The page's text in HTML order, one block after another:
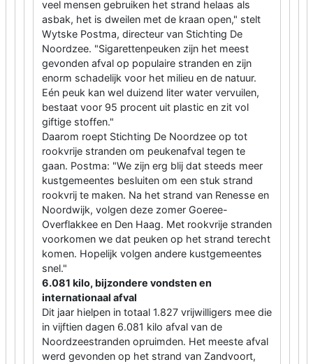
veel mensen gebruiken het strand helaas als
asbak, het is dweilen met de kraan open," stelt
Wytske Postma, directeur van Stichting De
Noordzee. "Sigarettenpeuken zijn het meest
gevonden afval op populaire stranden en zijn
enorm schadelijk voor het milieu en de natuur.
Eén peuk kan wel duizend liter water vervuilen,
bestaat voor 95 procent uit plastic en zit vol
giftige stoffen."
Daarom roept Stichting De Noordzee op tot
rookvrije stranden om peukenafval tegen te
gaan. Postma: "We zijn erg blij dat steeds meer
kustgemeentes besluiten om een stuk strand
rookvrij te maken. Na het strand van Renesse en
Noordwijk, volgen deze zomer Goeree-
Overflakkee en Den Haag. Met rookvrije stranden
voorkomen we dat peuken op het strand terecht
komen. Hopelijk volgen andere kustgemeentes
snel."
6.081 kilo, bijzondere vondsten en
internationaal afval
Dit jaar hielpen in totaal 1.827 vrijwilligers mee die
in vijftien dagen 6.081 kilo afval van de
Noordzeestranden opruimden. Het meeste afval
werd gevonden op het strand van Zandvoort,